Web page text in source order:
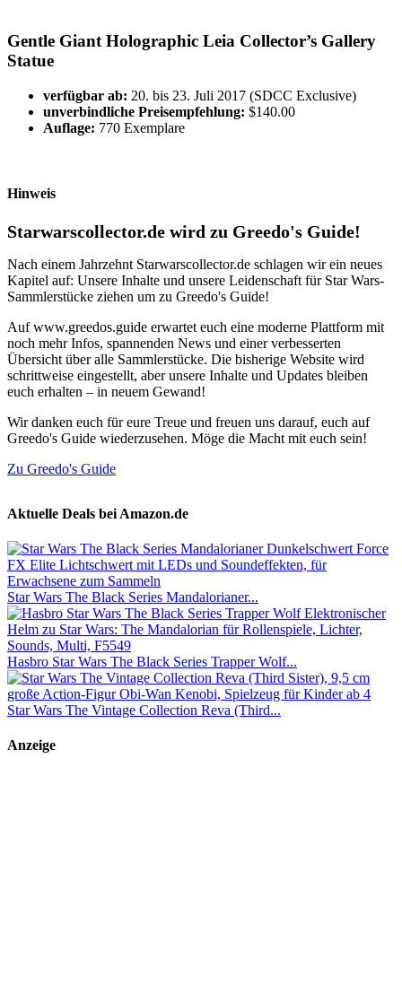
Gentle Giant Holographic Leia Collector’s Gallery
Statue
verfügbar ab: 20. bis 23. Juli 2017 (SDCC Exclusive)
unverbindliche Preisempfehlung: $140.00
Auflage: 770 Exemplare
Hinweis
Starwarscollector.de wird zu Greedo's Guide!
Nach einem Jahrzehnt Starwarscollector.de schlagen wir ein neues
Kapitel auf: Unsere Inhalte und unsere Leidenschaft für Star Wars-
Sammlerstücke ziehen um zu Greedo's Guide!
Auf www.greedos.guide erwartet euch eine moderne Plattform mit
noch mehr Infos, spannenden News und einer verbesserten
Übersicht über alle Sammlerstücke. Die bisherige Website wird
schrittweise eingestellt, aber unsere Inhalte und Updates bleiben
euch erhalten – in neuem Gewand!
Wir danken euch für eure Treue und freuen uns darauf, euch auf
Greedo's Guide wiederzusehen. Möge die Macht mit euch sein!
Zu Greedo's Guide
Aktuelle Deals bei Amazon.de
Star Wars The Black Series Mandalorianer...
Hasbro Star Wars The Black Series Trapper Wolf...
Star Wars The Vintage Collection Reva (Third...
Anzeige